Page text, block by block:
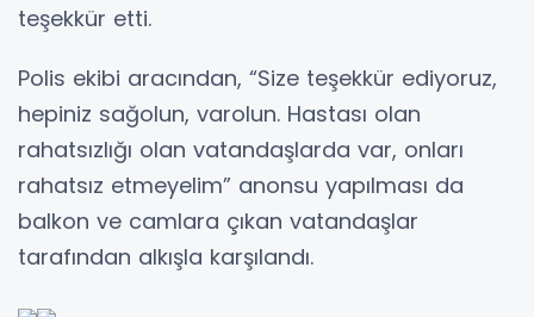
teşekkür etti.
Polis ekibi aracından, “Size teşekkür ediyoruz,
hepiniz sağolun, varolun. Hastası olan
rahatsızlığı olan vatandaşlarda var, onları
rahatsız etmeyelim” anonsu yapılması da
balkon ve camlara çıkan vatandaşlar
tarafından alkışla karşılandı.